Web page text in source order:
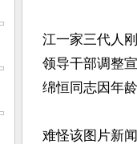
江一家三代人
领导干部调整
绵恒同志因年
难怪该图片新